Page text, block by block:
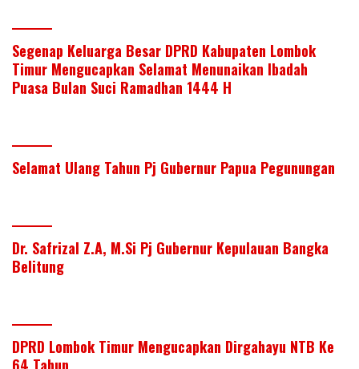
Segenap Keluarga Besar DPRD Kabupaten Lombok
Timur Mengucapkan Selamat Menunaikan Ibadah
Puasa Bulan Suci Ramadhan 1444 H
Selamat Ulang Tahun Pj Gubernur Papua Pegunungan
Dr. Safrizal Z.A, M.Si Pj Gubernur Kepulauan Bangka
Belitung
DPRD Lombok Timur Mengucapkan Dirgahayu NTB Ke